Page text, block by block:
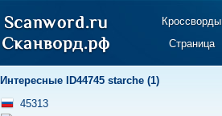
Кроссворды
Страница
Интересные ID44745 starche (1)
45313